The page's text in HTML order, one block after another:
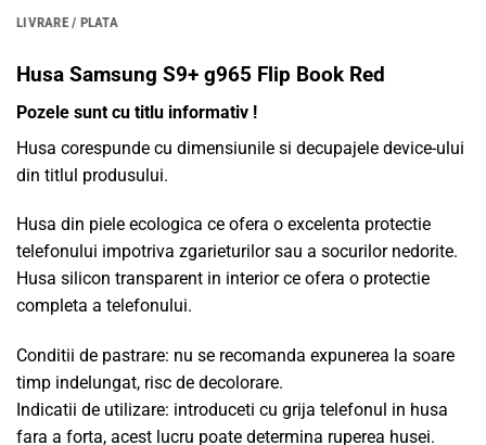
LIVRARE / PLATA
Husa Samsung S9+ g965 Flip Book Red
Pozele sunt cu titlu informativ !
Husa corespunde cu dimensiunile si decupajele device-ului
din titlul produsului.
Husa din piele ecologica ce ofera o excelenta protectie
telefonului impotriva zgarieturilor sau a socurilor nedorite.
Husa silicon transparent in interior ce ofera o protectie
completa a telefonului.
Conditii de pastrare: nu se recomanda expunerea la soare
timp indelungat, risc de decolorare.
Indicatii de utilizare: introduceti cu grija telefonul in husa
fara a forta, acest lucru poate determina ruperea husei.